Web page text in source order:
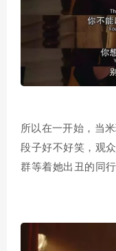
所以在一开始，当
段子好不好笑，观
群等着她出丑的同行